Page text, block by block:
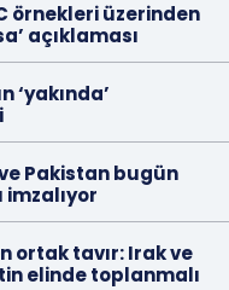
örnekleri üzerinden
açıklaması
‘yakında’
Pakistan bugün
ortak tavır: Irak ve
elinde toplanmalı